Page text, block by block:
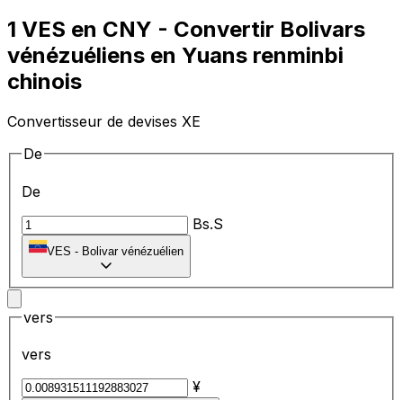
1 VES en CNY - Convertir Bolivars
vénézuéliens en Yuans renminbi
chinois
Convertisseur de devises XE
De
De
Bs.S
VES - Bolivar vénézuélien
vers
vers
¥